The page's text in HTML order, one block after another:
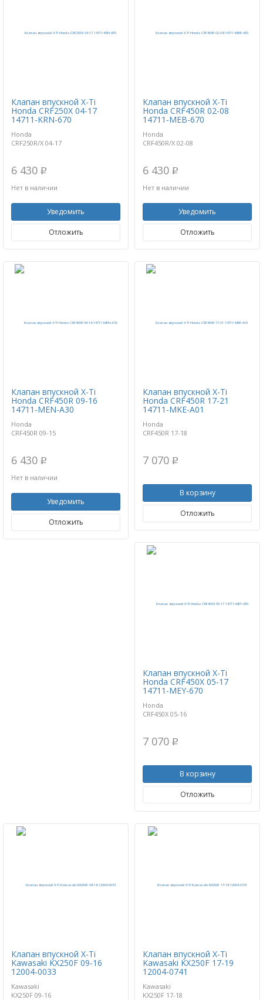
Клапан впускной X-Ti
Honda CRF250X 04-17
14711-KRN-670
Honda
CRF250R/X 04-17
6 430 p
Нет в наличии
Уведомить
Отложить
Клапан впускной X-Ti
Honda CRF450R 02-08
14711-MEB-670
Honda
CRF450R/X 02-08
6 430 p
Нет в наличии
Уведомить
Отложить
Клапан впускной X-Ti
Honda CRF450R 09-16
14711-MEN-A30
Honda
CRF450R 09-15
6 430 p
Нет в наличии
Уведомить
Отложить
Клапан впускной X-Ti
Honda CRF450R 17-21
14711-MKE-A01
Honda
CRF450R 17-18
7 070 p
В корзину
Отложить
Клапан впускной X-Ti
Honda CRF450X 05-17
14711-MEY-670
Honda
CRF450X 05-16
7 070 p
В корзину
Отложить
Клапан впускной X-Ti
Kawasaki KX250F 09-16
12004-0033
Kawasaki
KX250F 09-16
Клапан впускной X-Ti
Kawasaki KX250F 17-19
12004-0741
Kawasaki
KX250F 17-18